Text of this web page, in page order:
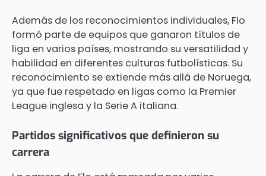
Además de los reconocimientos individuales, Flo
formó parte de equipos que ganaron títulos de
liga en varios países, mostrando su versatilidad y
habilidad en diferentes culturas futbolísticas. Su
reconocimiento se extiende más allá de Noruega,
ya que fue respetado en ligas como la Premier
League inglesa y la Serie A italiana.
Partidos significativos que definieron su
carrera